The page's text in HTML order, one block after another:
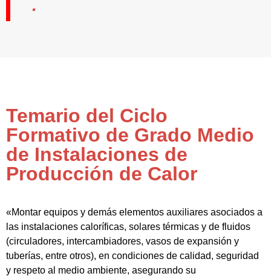
Temario del Ciclo
Formativo de Grado Medio
de Instalaciones de
Producción de Calor
«Montar equipos y demás elementos auxiliares asociados a
las instalaciones caloríficas, solares térmicas y de fluidos
(circuladores, intercambiadores, vasos de expansión y
tuberías, entre otros), en condiciones de calidad, seguridad
y respeto al medio ambiente, asegurando su